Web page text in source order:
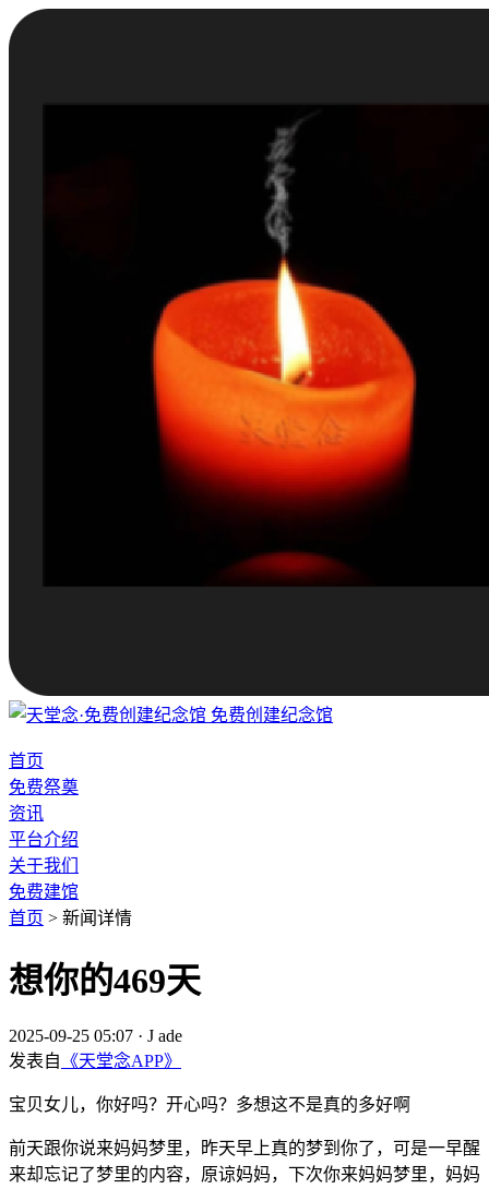
免费创建纪念馆
首页
免费祭奠
资讯
平台介绍
关于我们
免费建馆
首页 > 新闻详情
想你的469天
2025-09-25 05:07 · J ade
发表自 《天堂念APP》
宝贝女儿，你好吗？开心吗？多想这不是真的多好啊
前天跟你说来妈妈梦里，昨天早上真的梦到你了，可是一早醒
来却忘记了梦里的内容，原谅妈妈，下次你来妈妈梦里，妈妈